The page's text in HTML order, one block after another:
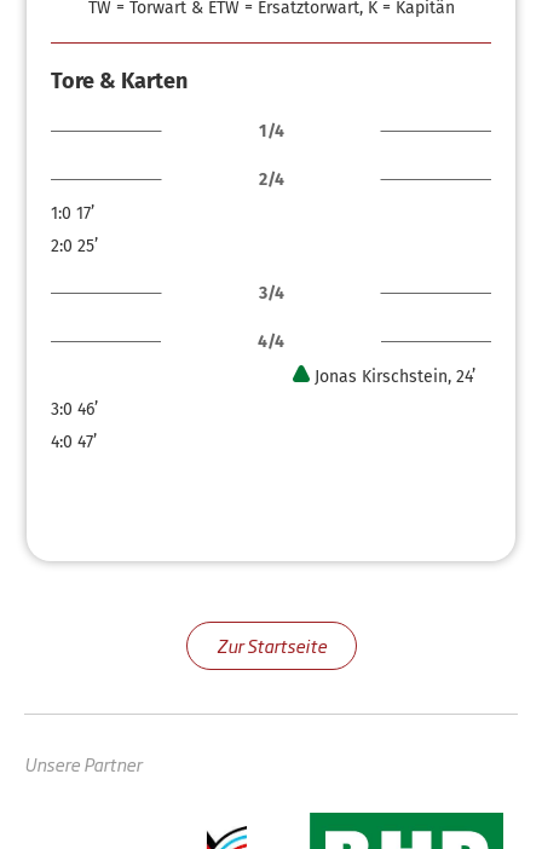
TW = Torwart & ETW = Ersatztorwart, K = Kapitän
Tore & Karten
1/4
2/4
1:0 17’
2:0 25’
3/4
4/4
Jonas Kirschstein, 24’
3:0 46’
4:0 47’
Zur Startseite
Unsere Partner